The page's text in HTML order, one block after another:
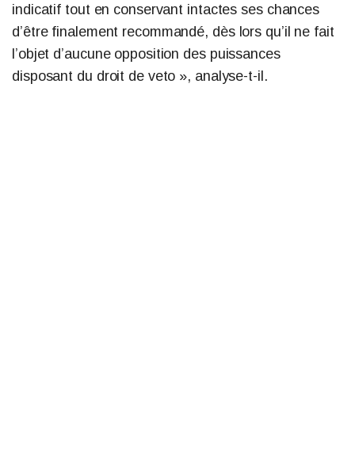
indicatif tout en conservant intactes ses chances
d’être finalement recommandé, dès lors qu’il ne fait
l’objet d’aucune opposition des puissances
disposant du droit de veto », analyse-t-il.